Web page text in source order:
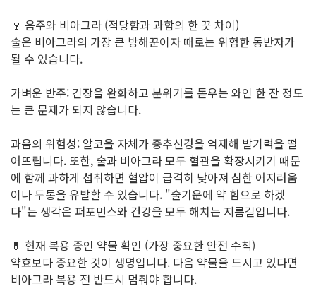
🍷 음주와 비아그라 (적당함과 과함의 한 끗 차이)
술은 비아그라의 가장 큰 방해꾼이자 때로는 위험한 동반자가
될 수 있습니다.
가벼운 반주: 긴장을 완화하고 분위기를 돋우는 와인 한 잔 정도
는 큰 문제가 되지 않습니다.
과음의 위험성: 알코올 자체가 중추신경을 억제해 발기력을 떨
어뜨립니다. 또한, 술과 비아그라 모두 혈관을 확장시키기 때문
에 함께 과하게 섭취하면 혈압이 급격히 낮아져 심한 어지러움
이나 두통을 유발할 수 있습니다. "술기운에 약 힘으로 하겠
다"는 생각은 퍼포먼스와 건강을 모두 해치는 지름길입니다.
💊 현재 복용 중인 약물 확인 (가장 중요한 안전 수칙)
약효보다 중요한 것이 생명입니다. 다음 약물을 드시고 있다면
비아그라 복용 전 반드시 멈춰야 합니다.